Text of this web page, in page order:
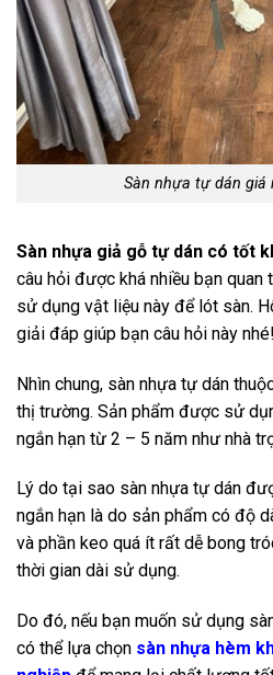
Sàn nhựa tự dán giá
Sàn nhựa giả gỗ tự dán có tốt
câu hỏi được khá nhiều bạn quan
sử dụng vật liệu này để lót sàn.
giải đáp giúp bạn câu hỏi này nhé!
Nhìn chung, sàn nhựa tự dán
thị trường. Sản phẩm được sử
ngắn hạn từ 2 – 5 năm như nhà
Lý do tại sao sàn nhựa tự dán
ngắn hạn là do sản phẩm có độ
và phần keo quá ít rất dễ bong
thời gian dài sử dụng.
Do đó, nếu bạn muốn sử dụng
có thể lựa chọn sàn nhựa hèm